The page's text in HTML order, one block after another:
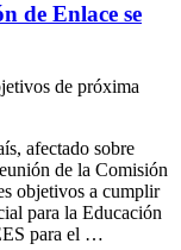
de Enlace se
de próxima
afectado sobre
de la Comisión
objetivos a cumplir
para la Educación
para el …